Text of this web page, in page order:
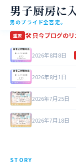
男子厨房に
男のプライド全否定。
重要 🛠 只今ブログのリ
2026年8月8日
2026年8月1日
2026年7月25日
2026年7月18日
STORY